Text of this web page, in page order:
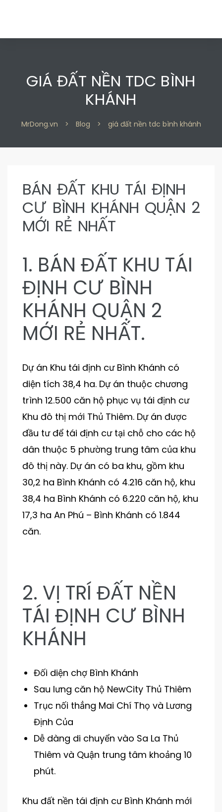
GIÁ ĐẤT NỀN TDC BÌNH
KHÁNH
MrDong.vn > Blog > giá đất nền tdc bình khánh
BÁN ĐẤT KHU TÁI ĐỊNH
CƯ BÌNH KHÁNH QUẬN 2
MỚI RẺ NHẤT
1. BÁN ĐẤT KHU TÁI
ĐỊNH CƯ BÌNH
KHÁNH QUẬN 2
MỚI RẺ NHẤT.
Dự án Khu tái định cư Bình Khánh có
diện tích 38,4 ha. Dự án thuộc chương
trình 12.500 căn hộ phục vụ tái định cư
Khu đô thị mới Thủ Thiêm. Dự án được
đầu tư để tái định cư tại chỗ cho các hộ
dân thuộc 5 phường trung tâm của khu
đô thị này. Dự án có ba khu, gồm khu
30,2 ha Bình Khánh có 4.216 căn hộ, khu
38,4 ha Bình Khánh có 6.220 căn hộ, khu
17,3 ha An Phú – Bình Khánh có 1.844
căn.
2. VỊ TRÍ ĐẤT NỀN
TÁI ĐỊNH CƯ BÌNH
KHÁNH
Đối diện chợ Bình Khánh
Sau lưng căn hộ NewCity Thủ Thiêm
Trục nối thẳng Mai Chí Thọ và Lương
Định Của
Dễ dàng di chuyển vào Sa La Thủ
Thiêm và Quận trung tâm khoảng 10
phút.
Khu đất nền tái định cư Bình Khánh mới